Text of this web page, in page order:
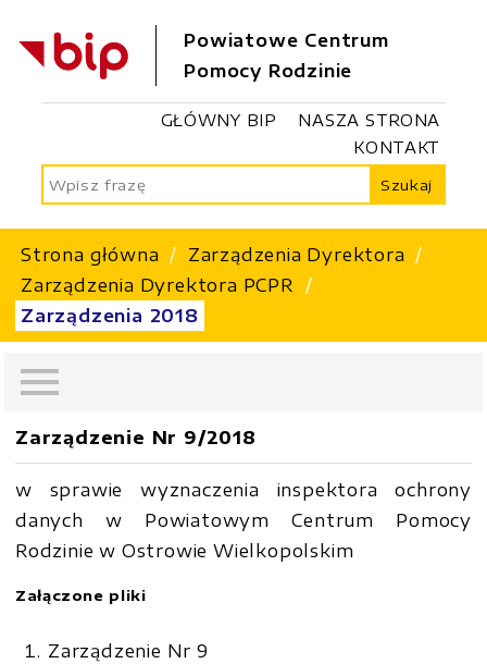
Powiatowe Centrum
Pomocy Rodzinie
GŁÓWNY BIP
NASZA STRONA
KONTAKT
Szukaj
Strona główna
Zarządzenia Dyrektora
Zarządzenia Dyrektora PCPR
Zarządzenia 2018
Zarządzenie Nr 9/2018
w sprawie wyznaczenia inspektora ochrony
danych w Powiatowym Centrum Pomocy
Rodzinie w Ostrowie Wielkopolskim
Załączone pliki
Zarządzenie Nr 9